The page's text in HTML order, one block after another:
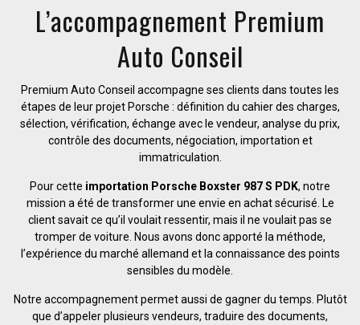
L’accompagnement Premium
Auto Conseil
Premium Auto Conseil accompagne ses clients dans toutes les
étapes de leur projet Porsche : définition du cahier des charges,
sélection, vérification, échange avec le vendeur, analyse du prix,
contrôle des documents, négociation, importation et
immatriculation.
Pour cette importation Porsche Boxster 987 S PDK, notre
mission a été de transformer une envie en achat sécurisé. Le
client savait ce qu’il voulait ressentir, mais il ne voulait pas se
tromper de voiture. Nous avons donc apporté la méthode,
l’expérience du marché allemand et la connaissance des points
sensibles du modèle.
Notre accompagnement permet aussi de gagner du temps. Plutôt
que d’appeler plusieurs vendeurs, traduire des documents,